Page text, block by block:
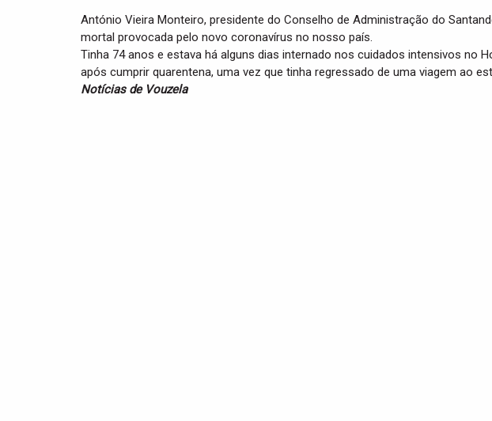
António Vieira Monteiro, presidente do Conselho de Administração do
mortal provocada pelo novo coronavírus no nosso país.
Tinha 74 anos e estava há alguns dias internado nos cuidados intensivos no
após cumprir quarentena, uma vez que tinha regressado de uma viagem ao
Notícias de Vouzela